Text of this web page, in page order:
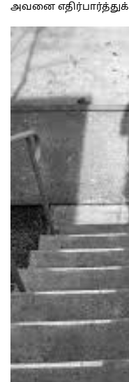
அவனை எதிர்பார்த்துக்